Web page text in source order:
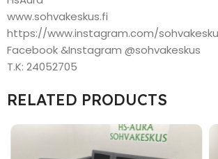
www.sohvakeskus.fi
https://www.instagram.com/
Facebook &Instagram @sohvakeskus
T.K: 24052705
RELATED PRODUCTS